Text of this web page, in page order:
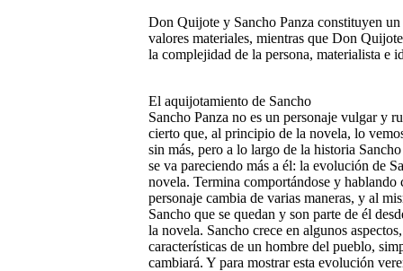
Don Quijote y Sancho Panza constituyen
valores materiales, mientras que Don
la complejidad de la persona, materialista e
El aquijotamiento de Sancho
Sancho Panza no es un personaje vulgar y
cierto que, al principio de la novela, lo
sin más, pero a lo largo de la historia
se va pareciendo más a él: la evolución de
novela. Termina comportándose y
personaje cambia de varias maneras, y al
Sancho que se quedan y son parte de él
la novela. Sancho crece en algunos
características de un hombre del pueblo,
cambiará. Y para mostrar esta evolución